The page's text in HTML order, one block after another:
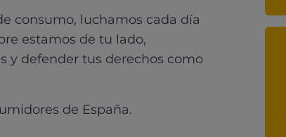
consumo, luchamos cada día
estamos de tu lado,
y defender tus derechos como
de España.